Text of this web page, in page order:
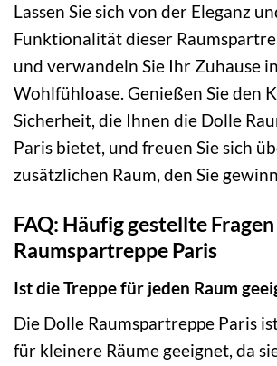
Lassen Sie sich von der Eleganz
Funktionalität dieser
und verwandeln Sie Ihr Zuhause
Wohlfühloase. Genießen Sie den
Sicherheit, die Ihnen die Dolle
Paris bietet, und freuen Sie sich
zusätzlichen Raum, den Sie
FAQ: Häufig gestellte
Raumspartreppe Paris
Ist die Treppe für jeden Raum
Die Dolle Raumspartreppe Paris
für kleinere Räume geeignet, da